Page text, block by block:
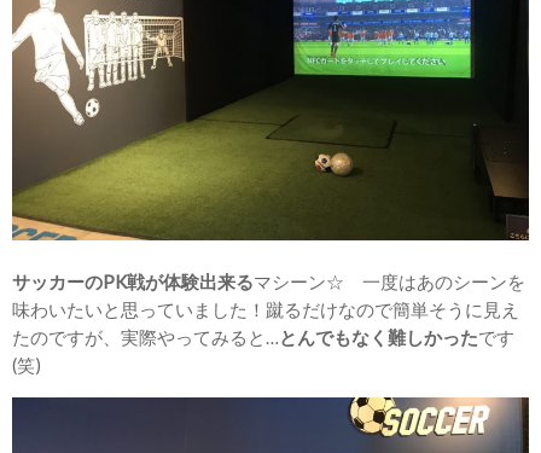
サッカーのPK戦が体験出来るマシーン☆ 一度はあのシーンを
味わいたいと思っていました！蹴るだけなので簡単そうに見え
たのですが、実際やってみると…とんでもなく難しかったです
(笑)